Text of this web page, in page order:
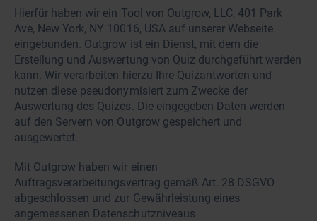
Hierfür haben wir ein Tool von Outgrow, LLC, 401 Park
Ave, New York, NY 10016, USA auf unserer Webseite
eingebunden. Outgrow ist ein Dienst, mit dem die
Erstellung und Auswertung von Quiz durchgeführt werden
kann. Wir verarbeiten hierzu Ihre Quizantworten und
nutzen diese pseudonymisiert zum Zwecke der
Auswertung des Quizes. Die eingegeben Daten werden
auf den Servern von Outgrow gespeichert und
ausgewertet.
Mit Outgrow haben wir einen
Auftragsverarbeitungsvertrag gemäß Art. 28 DSGVO
abgeschlossen und zur Gewährleistung eines
angemessenen Datenschutzniveaus